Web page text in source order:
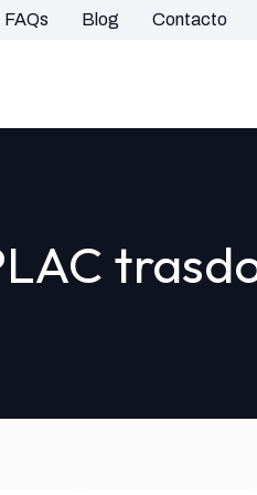
FAQs Blog Contacto